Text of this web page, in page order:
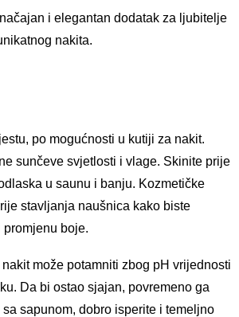
i elegantan dodatak za ljubitelje
nakita.
po mogućnosti u kutiji za nakit.
sunčeve svjetlosti i vlage. Skinite prije
u saunu i banju. Kozmetičke
stavljanja naušnica kako biste
boje.
može potamniti zbog pH vrijednosti
Da bi ostao sjajan, povremeno ga
sapunom, dobro isperite i temeljno